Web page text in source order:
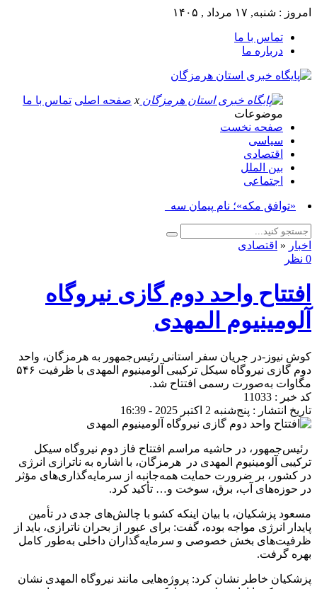
امروز : شنبه, ۱۷ مرداد , ۱۴۰۵
تماس با ما
درباره ما
x صفحه اصلی تماس با ما
موضوعات
صفحه نخست
سیاسی
اقتصادی
بین الملل
اجتماعی
«توافق مکه»؛ نام پیمان سه‌جانبه ن_
اخبار « اقتصادی
0 نظر
افتتاح واحد دوم گازی نیروگاه
آلومینیوم المهدی
کوش نیوز-در جریان سفر استانی رئیس‌جمهور به هرمزگان، واحد
دوم گازی نیروگاه سیکل ترکیبی آلومینیوم المهدی با ظرفیت ۵۴۶
مگاوات به‌صورت رسمی افتتاح شد.
کد خبر : 11033
تاریخ انتشار : پنج‌شنبه 2 اکتبر 2025 - 16:39
رئیس‌جمهور، در حاشیه مراسم افتتاح فاز دوم نیروگاه سیکل
ترکیبی آلومینیوم المهدی در هرمزگان، با اشاره به ناترازی انرژی
در کشور، بر ضرورت حمایت همه‌جانبه از سرمایه‌گذاری‌های مؤثر
در حوزه‌های آب، برق، سوخت و… تأکید کرد.
مسعود پزشکیان، با بیان اینکه کشو با چالش‌های جدی در تأمین
پایدار انرژی مواجه بوده، گفت: برای عبور از بحران ناترازی، باید از
ظرفیت‌های بخش خصوصی و سرمایه‌گذاران داخلی به‌طور کامل
بهره گرفت.
پزشکیان خاطر نشان کرد: پروژه‌هایی مانند نیروگاه المهدی نشان